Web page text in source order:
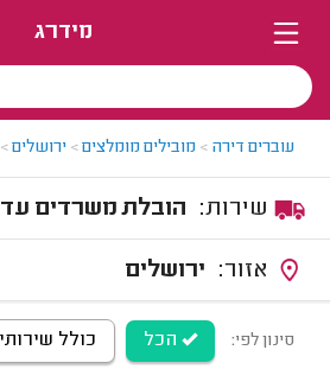
מידרג
עוברים דירה > מובילים מומלצים> ירושלים>
הובלת משרדים עד 500 מ"ר
ירושלים
סינון לפי: הכל כולל